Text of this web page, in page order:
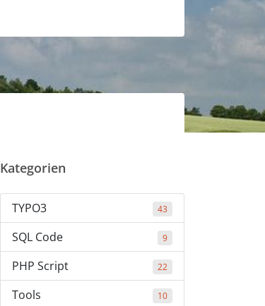
Kategorien
TYPO3 43
SQL Code 9
PHP Script 22
Tools 10